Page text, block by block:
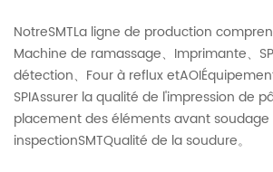
NotreSMTLa ligne de production
Machine de ramassage、Imprimante、
détection、Four à reflux
SPIAssurer la qualité de l'impression de
placement des éléments avant soudage
inspectionSMTQualité de la soudure。